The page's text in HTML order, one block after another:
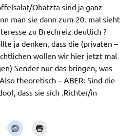
Obatzta sind ja ganz
man sie dann zum 20. mal sieht
zu Brechreiz deutlich ?
ja denken, dass die (privaten –
wollen wir hier jetzt mal
Sender nur das bringen, was
theoretisch – ABER: Sind die
dass sie sich ‚Richter/in